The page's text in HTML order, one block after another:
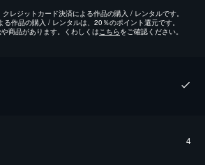
レジットカード決済による作品の購入 / レンタルです。
作品の購入 / レンタルは、20％のポイント還元です。
商品があります。くわしくはこちらをご確認ください。
4